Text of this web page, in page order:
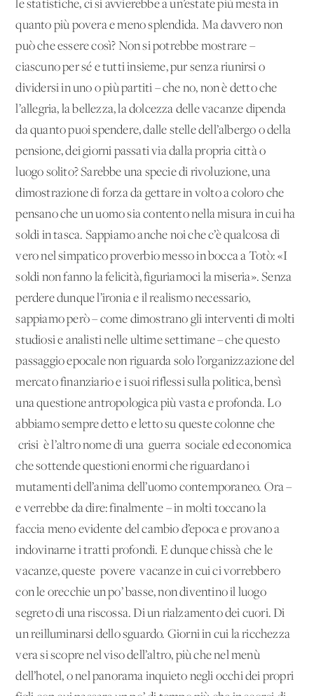
le statistiche, ci si avvierebbe a un’estate più mesta in
quanto più povera e meno splendida. Ma davvero non
può che essere così? Non si potrebbe mostrare –
ciascuno per sé e tutti insieme, pur senza riunirsi o
dividersi in uno o più partiti – che no, non è detto che
l’allegria, la bellezza, la dolcezza delle vacanze dipenda
da quanto puoi spendere, dalle stelle dell’albergo o della
pensione, dei giorni passati via dalla propria città o
luogo solito? Sarebbe una specie di rivoluzione, una
dimostrazione di forza da gettare in volto a coloro che
pensano che un uomo sia contento nella misura in cui ha
soldi in tasca. Sappiamo anche noi che c’è qualcosa di
vero nel simpatico proverbio messo in bocca a Totò: «I
soldi non fanno la felicità, figuriamoci la miseria». Senza
perdere dunque l’ironia e il realismo necessario,
sappiamo però – come dimostrano gli interventi di molti
studiosi e analisti nelle ultime settimane – che questo
passaggio epocale non riguarda solo l’organizzazione del
mercato finanziario e i suoi riflessi sulla politica, bensì
una questione antropologica più vasta e profonda. Lo
abbiamo sempre detto e letto su queste colonne che
'crisi' è l’altro nome di una 'guerra' sociale ed economica
che sottende questioni enormi che riguardano i
mutamenti dell’anima dell’uomo contemporaneo. Ora –
e verrebbe da dire: finalmente – in molti toccano la
faccia meno evidente del cambio d’epoca e provano a
indovinarne i tratti profondi. E dunque chissà che le
vacanze, queste 'povere' vacanze in cui ci vorrebbero
con le orecchie un po’ basse, non diventino il luogo
segreto di una riscossa. Di un rialzamento dei cuori. Di
un reilluminarsi dello sguardo. Giorni in cui la ricchezza
vera si scopre nel viso dell’altro, più che nel menù
dell’hotel, o nel panorama inquieto negli occhi dei propri